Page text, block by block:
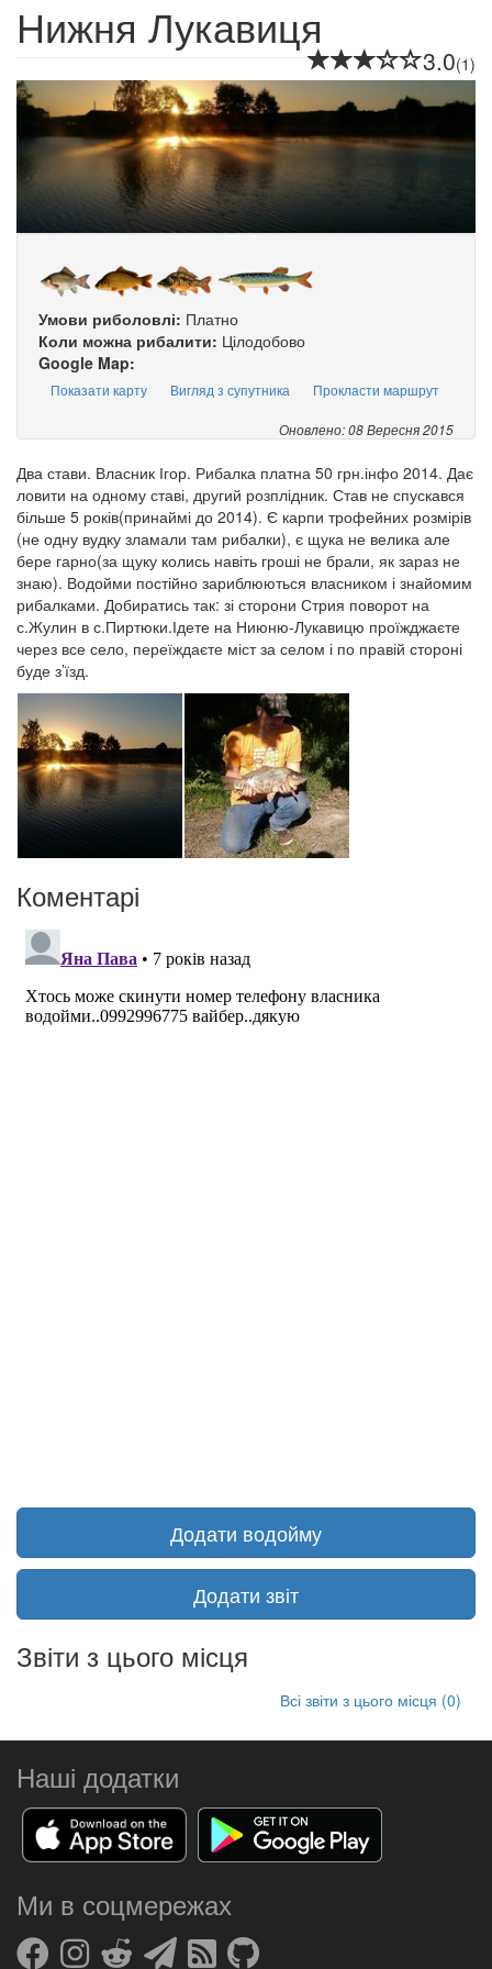
Нижня Лукавиця
3.0(1)
Умови риболовлі: Платно
Коли можна рибалити: Цілодобово
Google Map:
Показати карту Вигляд з супутника Прокласти маршрут
Оновлено: 08 Вересня 2015
Два стави. Власник Ігор. Рибалка платна 50 грн.інфо 2014. Дає
ловити на одному ставі, другий розплідник. Став не спускався
більше 5 років(принаймі до 2014). Є карпи трофейних розмірів
(не одну вудку зламали там рибалки), є щука не велика але
бере гарно(за щуку колись навіть гроші не брали, як зараз не
знаю). Водойми постійно зариблюються власником і знайомим
рибалками. Добиратись так: зі сторони Стрия поворот на
с.Жулин в с.Пиртюки.Ідете на Ниюню-Лукавицю проїжджаєте
через все село, переїждаєте міст за селом і по правій стороні
буде з’їзд.
Коментарі
Додати водойму
Додати звіт
Звіти з цього місця
Всі звіти з цього місця (0)
Наші додатки
Ми в соцмережах